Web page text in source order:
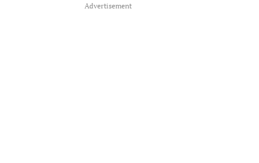
Advertisement